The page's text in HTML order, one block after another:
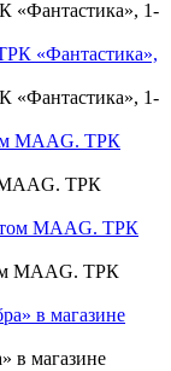
«‎Фантастика», 1-
«‎Фантастика», 1-
MAAG. ТРК
MAAG. ТРК
в магазине